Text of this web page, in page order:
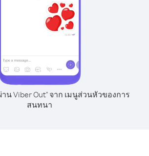
าน Viber Out" จาก เมนูส่วนหัวของการ
สนทนา